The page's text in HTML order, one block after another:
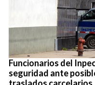
Funcionarios del
seguridad ante